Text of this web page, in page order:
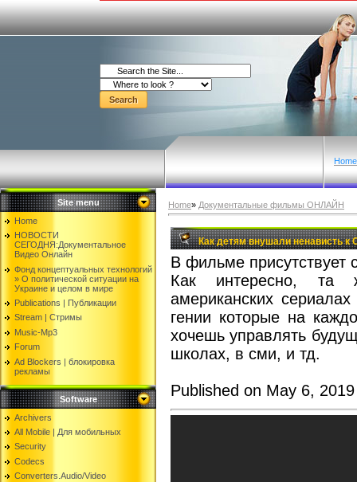
Home
Site menu
Home
НОВОСТИ
СЕГОДНЯ:Документальнoе
Видео Oнлайн
Фонд концептуальных технологий
» O политической ситуации на
Украине и целом в мире
Publications | Публикации
Stream | Стримы
Music-Mp3
Forum
Ad Blockers | блокировкa
рекламы
Software
Archivers
All Mobile | Для мобильных
Security
Codecs
Converters.Audio/Video
Home» Документальные фильмы ОНЛАЙН
Как детям внушали ненависть к
В фильме присутствует
Как интересно, та
американских
гении которые на
хочешь управлять
школах, в сми, и тд.
Published on May 6, 2019